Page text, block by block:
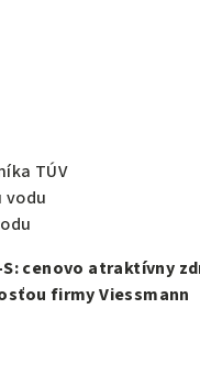
TÚV
vodu
cenovo atraktívny
firmy Viessmann